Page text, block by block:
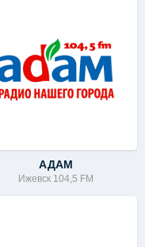
АДАМ
Ижевск 104,5 FM